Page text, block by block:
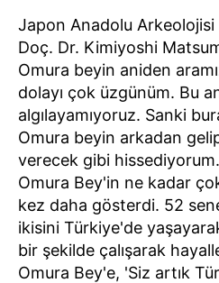
Japon Anadolu
Doç. Dr. Kimiyoshi
Omura beyin aniden
dolayı çok üzgünüm. Bu
algılayamıyoruz. Sanki
Omura beyin arkadan
verecek gibi
Omura Bey'in ne kadar
kez daha gösterdi. 52
ikisini Türkiye'de
bir şekilde çalışarak
Omura Bey'e, 'Siz artık